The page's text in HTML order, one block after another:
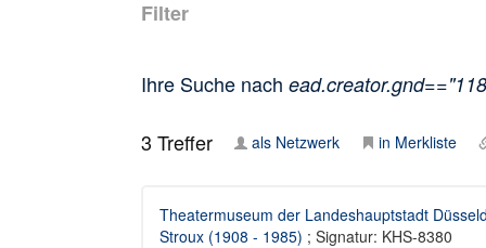
Filter
Ihre Suche nach
3 Treffer als Netzwerk in Merkliste
Theatermuseum der Landeshauptstadt
Stroux (1908 - 1985) ; Signatur: KHS-8380